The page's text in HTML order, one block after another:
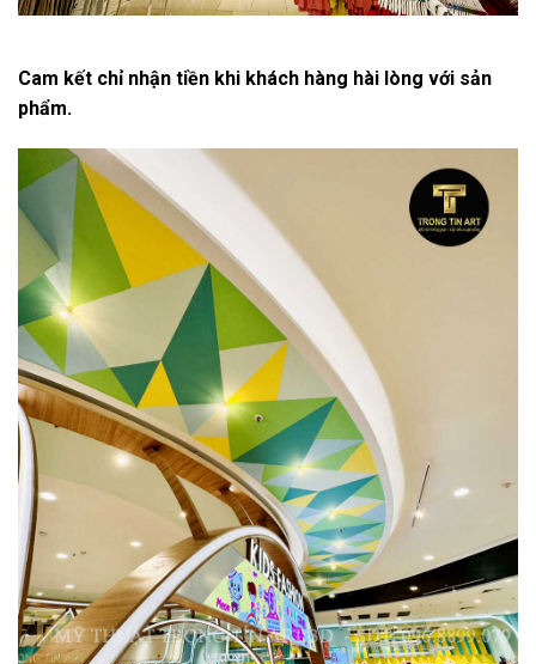
Cam kết chỉ nhận tiền khi khách hàng hài lòng với sản
phẩm.